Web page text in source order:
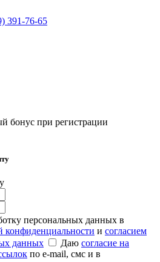
391-76-65
бонус при регистрации
персональных данных в
конфиденциальности и согласием
данных
Даю согласие на
по e-mail, смс и в